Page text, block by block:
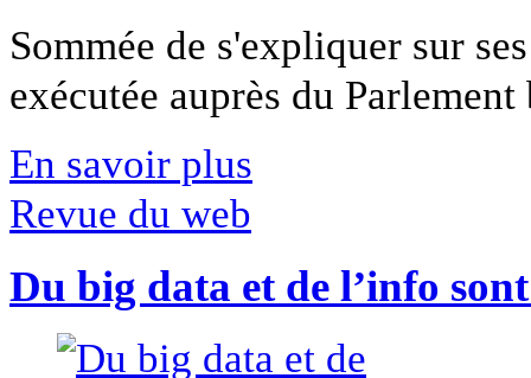
Sommée de s'expliquer sur
exécutée auprès du
En savoir plus
Revue du web
Du big data et de l’info